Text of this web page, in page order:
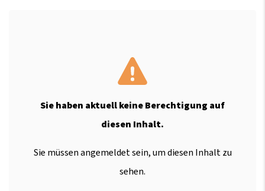
Sie haben aktuell keine Berechtigung auf
diesen Inhalt.
Sie müssen angemeldet sein, um diesen Inhalt zu
sehen.